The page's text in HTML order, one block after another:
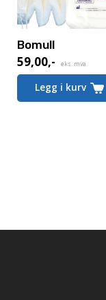
Bomull
59,00,- eks. mva.
Legg i kurv